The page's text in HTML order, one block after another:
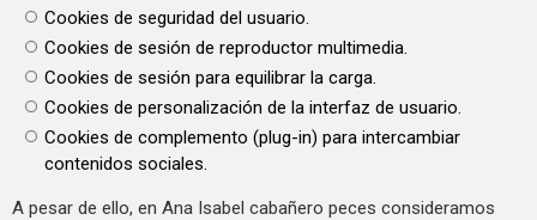
Cookies de seguridad del usuario.
Cookies de sesión de reproductor multimedia.
Cookies de sesión para equilibrar la carga.
Cookies de personalización de la interfaz de usuario.
Cookies de complemento (plug-in) para intercambiar
contenidos sociales.
A pesar de ello, en Ana Isabel cabañero peces consideramos